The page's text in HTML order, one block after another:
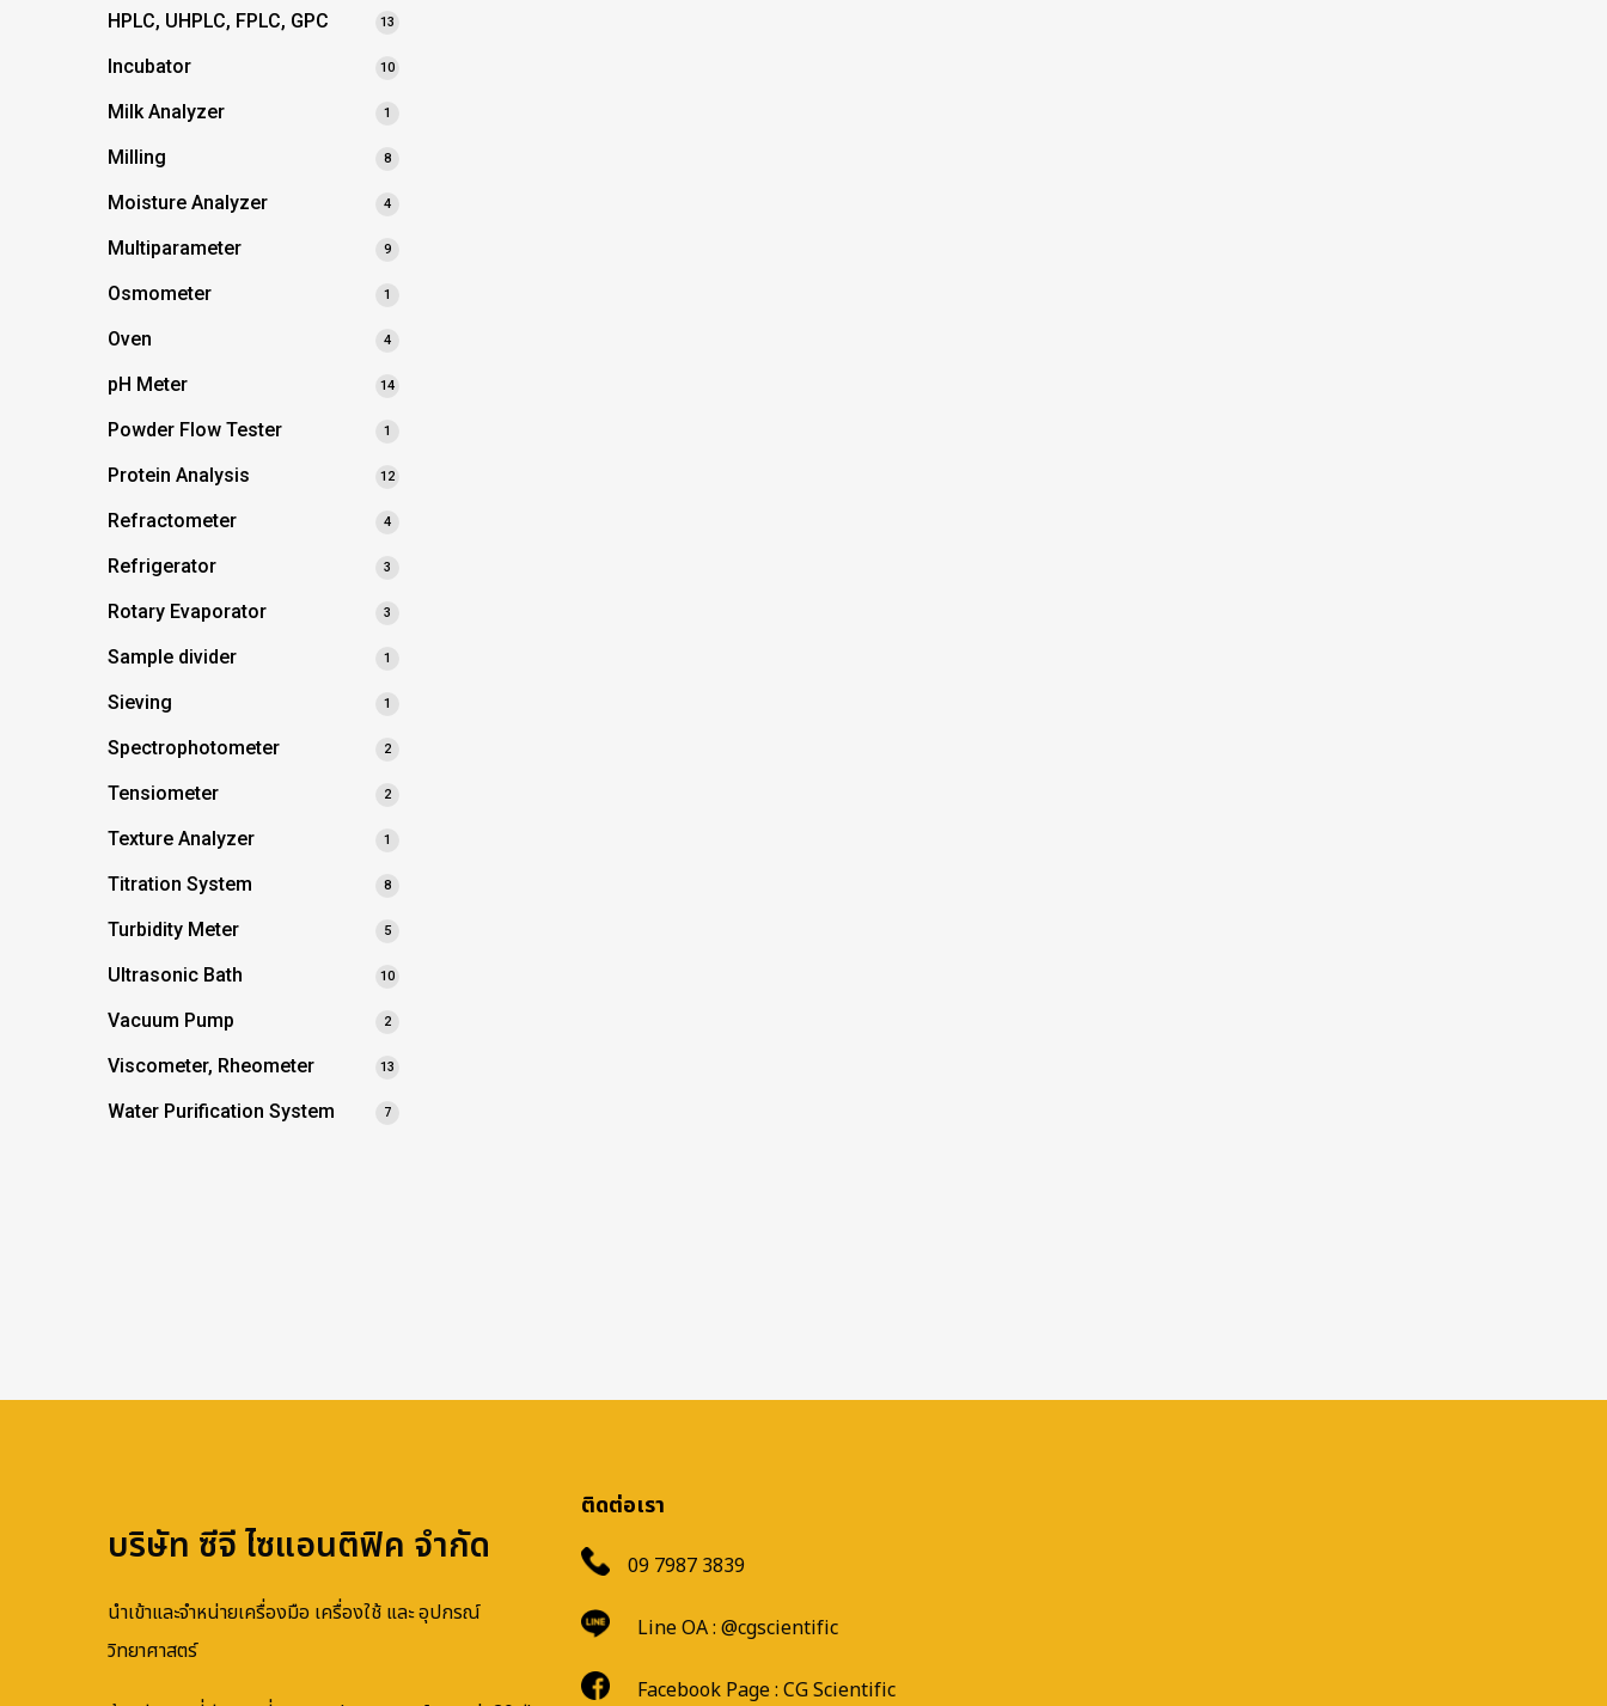
HPLC, UHPLC, FPLC, GPC 13
Incubator 10
Milk Analyzer 1
Milling 8
Moisture Analyzer 4
Multiparameter 9
Osmometer 1
Oven 4
pH Meter 14
Powder Flow Tester 1
Protein Analysis 12
Refractometer 4
Refrigerator 3
Rotary Evaporator 3
Sample divider 1
Sieving 1
Spectrophotometer 2
Tensiometer 2
Texture Analyzer 1
Titration System 8
Turbidity Meter 5
Ultrasonic Bath 10
Vacuum Pump 2
Viscometer, Rheometer 13
Water Purification System 7
บริษัท ซีจี ไซแอนติฟิค จำกัด
นำเข้าและจำหน่ายเครื่องมือ เครื่องใช้ และ อุปกรณ์
วิทยาศาสตร์
ติดต่อเรา
09 7987 3839
Line OA : @cgscientific
Facebook Page : CG Scientific